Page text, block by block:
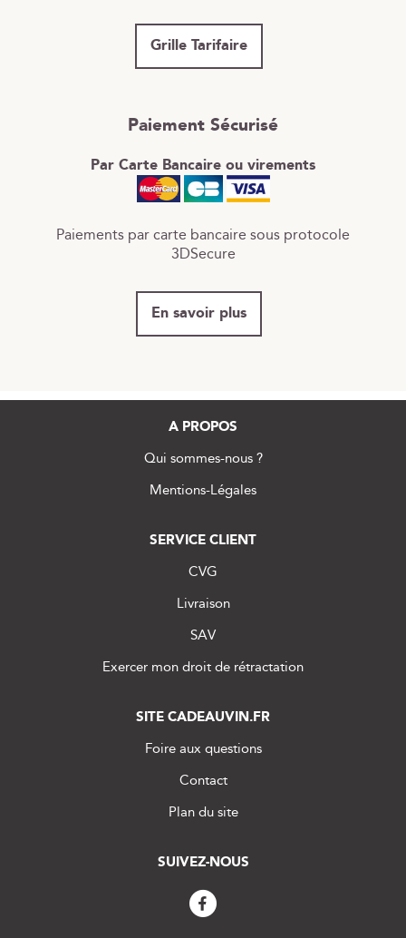
Grille Tarifaire
Paiement Sécurisé
Par Carte Bancaire ou virements
Paiements par carte bancaire sous protocole
3DSecure
En savoir plus
A PROPOS
Qui sommes-nous ?
Mentions-Légales
SERVICE CLIENT
CVG
Livraison
SAV
Exercer mon droit de rétractation
SITE CADEAUVIN.FR
Foire aux questions
Contact
Plan du site
SUIVEZ-NOUS